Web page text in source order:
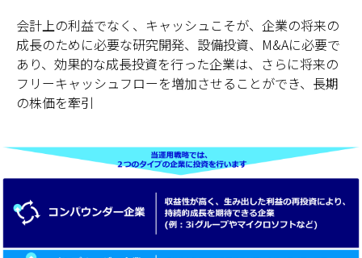
会計上の利益でなく、キャッシュこそが、企業の将来の
成長のために必要な研究開発、設備投資、M&Aに必要で
あり、効果的な成長投資を行った企業は、さらに将来の
フリーキャッシュフローを増加させることができ、長期
の株価を牽引